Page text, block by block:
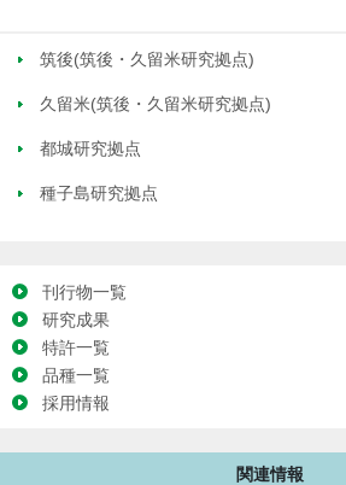
筑後(筑後・久留米研究拠点)
久留米(筑後・久留米研究拠点)
都城研究拠点
種子島研究拠点
刊行物一覧
研究成果
特許一覧
品種一覧
採用情報
関連情報